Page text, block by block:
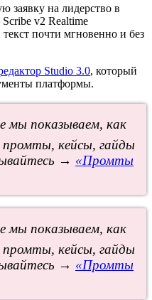
заявку на лидерство в
v2 Realtime
почти мгновенно и без
Studio 3.0, который
платформы.
мы показываем, как
кейсы, гайды
→ «Промты
мы показываем, как
кейсы, гайды
→ «Промты